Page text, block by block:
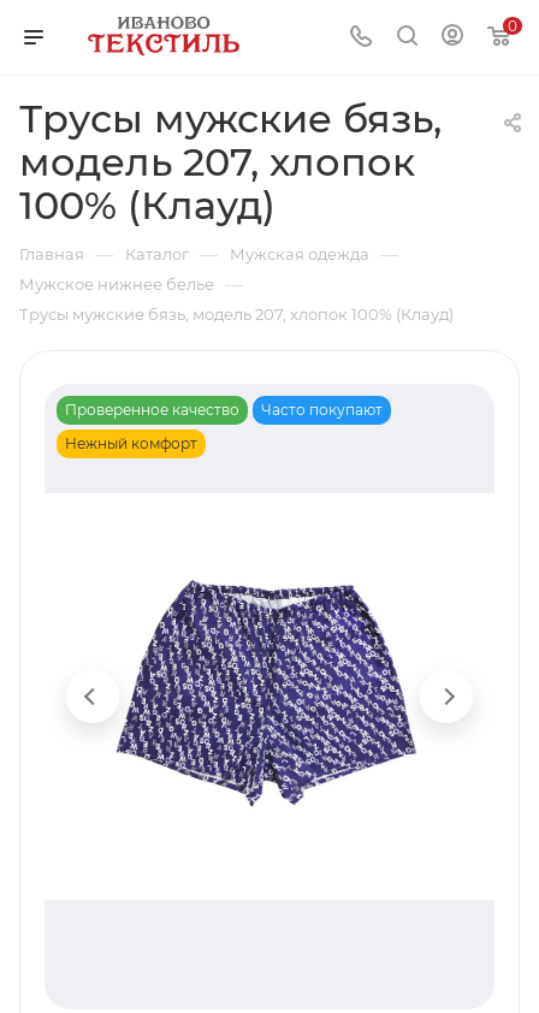
0
Трусы мужские бязь,
модель 207, хлопок
100% (Клауд)
Главная — Каталог — Мужская одежда —
Мужское нижнее белье —
Трусы мужские бязь, модель 207, хлопок 100% (Клауд)
Проверенное качество
Часто покупают
Нежный комфорт